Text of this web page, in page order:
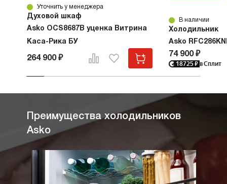
Уточнить у менеджера
Духовой шкаф
Asko OCS8687B уценка Витрина
Каса-Рика БУ
264 900 ₽
В наличии
Холодильник
Asko
74 900 ₽
18725 ₽ в Сплит
Преимущества холодильников
Asko